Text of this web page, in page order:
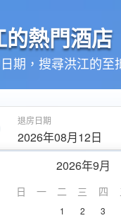
的熱門酒店
期，搜尋洪江的至
退房日期
2026年08月12日
2026年9月
日 一 二 三 四
1 2 3